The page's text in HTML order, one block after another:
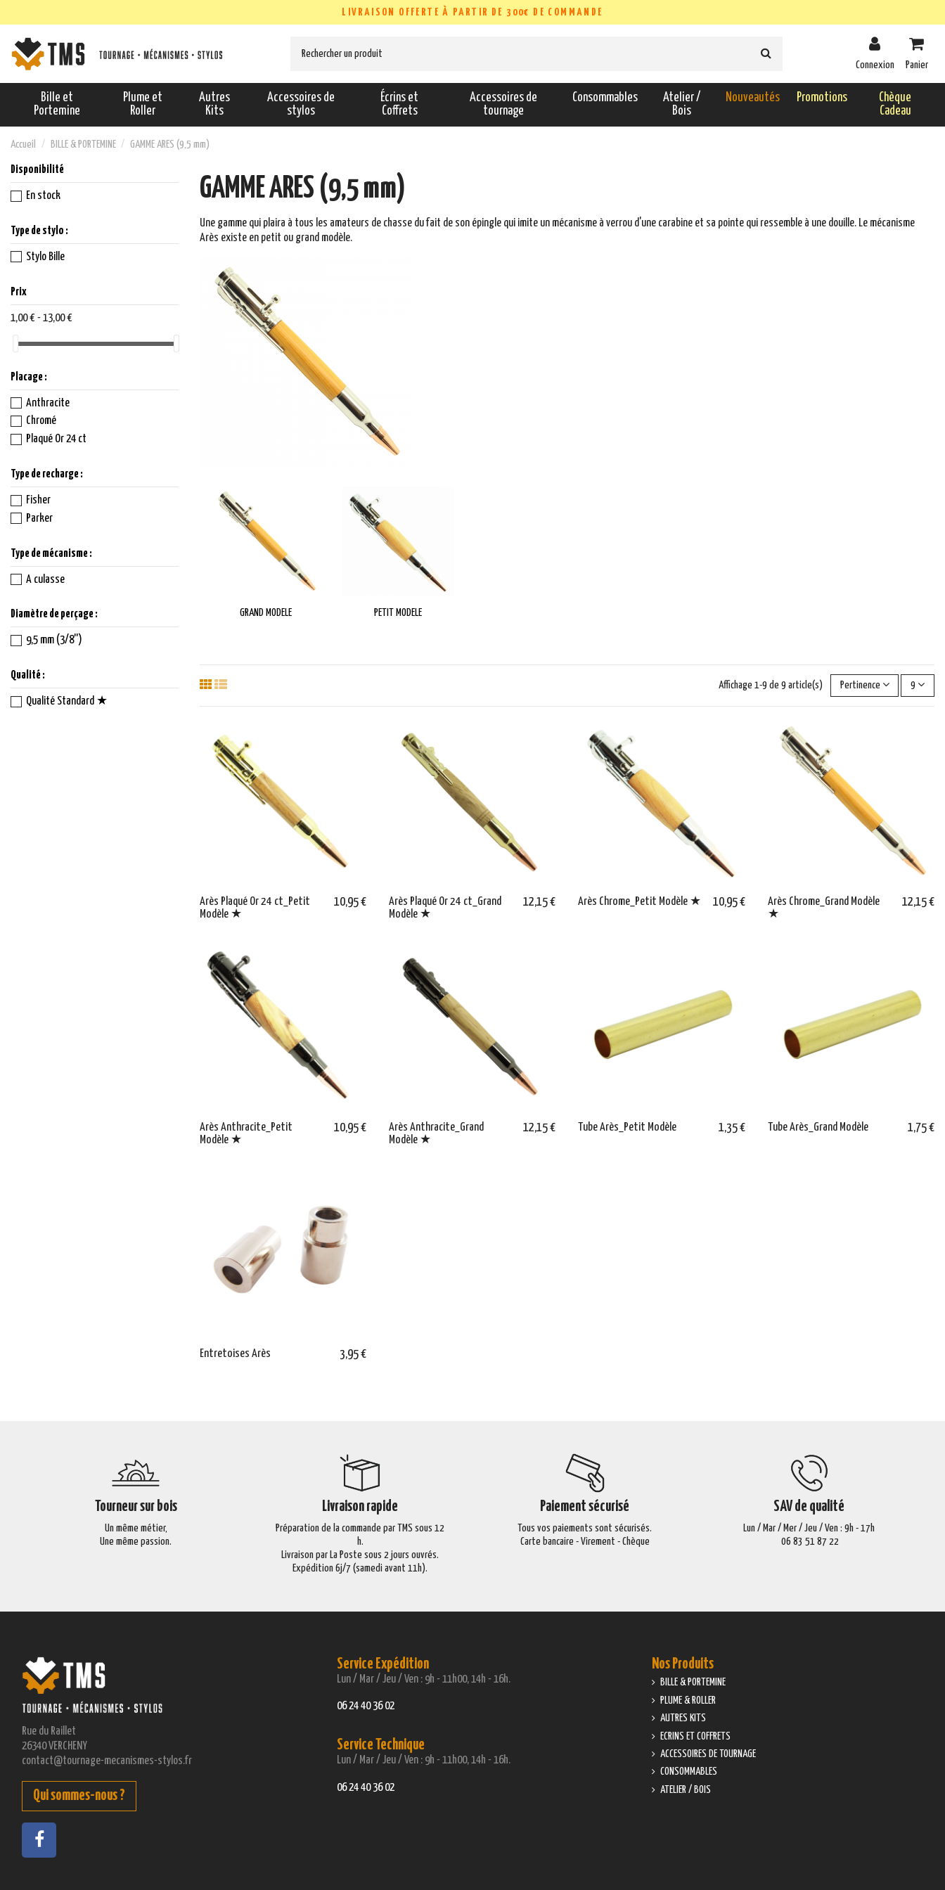
LIVRAISON OFFERTE À PARTIR DE 300€ DE COMMANDE
Connexion Panier
Bille et
Portemine
Plume et
Roller
Autres
Kits
Accessoires de
stylos
Écrins et
Coffrets
Accessoires de
tournage
Consommables
Atelier /
Bois
Nouveautés Promotions
Chèque
Cadeau
Accueil BILLE & PORTEMINE GAMME ARES (9,5 mm)
GAMME ARES (9,5 mm)
Une gamme qui plaira à tous les amateurs de chasse du fait de son épingle qui imite un mécanisme à verrou d'une carabine et sa pointe qui ressemble à une douille. Le mécanisme
Arès existe en petit ou grand modèle.
GRAND MODELE PETIT MODELE
Affichage 1-9 de 9 article(s) Pertinence 9
Arès Plaqué Or 24 ct_Petit
Modèle ★
10,95 €
Arès Plaqué Or 24 ct_Grand
Modèle ★
12,15 € Arès Chrome_Petit Modèle ★ 10,95 €
Arès Chrome_Grand Modèle
★
12,15 €
Arès Anthracite_Petit
Modèle ★
10,95 €
Arès Anthracite_Grand
Modèle ★
12,15 € Tube Arès_Petit Modèle 1,35 € Tube Arès_Grand Modèle 1,75 €
Entretoises Arès 3,95 €
Disponibilité
En stock
Type de stylo :
Stylo Bille
Prix
1,00 € - 13,00 €
Placage :
Anthracite
Chromé
Plaqué Or 24 ct
Type de recharge :
Fisher
Parker
Type de mécanisme :
A culasse
Diamètre de perçage :
9,5 mm (3/8'')
Qualité :
Qualité Standard ★
Tourneur sur bois
Un même métier,
Une même passion.
Livraison rapide
Préparation de la commande par TMS sous 12
h.
Livraison par La Poste sous 2 jours ouvrés.
Expédition 6j/7 (samedi avant 11h).
Paiement sécurisé
Tous vos paiements sont sécurisés.
Carte bancaire - Virement - Chèque
SAV de qualité
Lun / Mar / Mer / Jeu / Ven : 9h - 17h
06 83 51 87 22
Rue du Raillet
26340 VERCHENY
contact@tournage-mecanismes-stylos.fr
Qui sommes-nous ?
Service Expédition
Lun / Mar / Jeu / Ven : 9h - 11h00, 14h - 16h.
06 24 40 36 02
Service Technique
Lun / Mar / Jeu / Ven : 9h - 11h00, 14h - 16h.
06 24 40 36 02
Nos Produits
BILLE & PORTEMINE
PLUME & ROLLER
AUTRES KITS
ECRINS ET COFFRETS
ACCESSOIRES DE TOURNAGE
CONSOMMABLES
ATELIER / BOIS